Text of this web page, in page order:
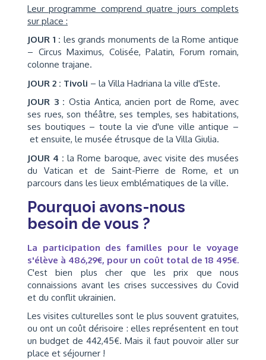
Leur programme comprend quatre jours complets
sur place :
JOUR 1 : les grands monuments de la Rome antique
– Circus Maximus, Colisée, Palatin, Forum romain,
colonne trajane.
JOUR 2 : Tivoli – la Villa Hadriana la ville d'Este.
JOUR 3 : Ostia Antica, ancien port de Rome, avec
ses rues, son théâtre, ses temples, ses habitations,
ses boutiques – toute la vie d'une ville antique –
et ensuite, le musée étrusque de la Villa Giulia.
JOUR 4 : la Rome baroque, avec visite des musées
du Vatican et de Saint-Pierre de Rome, et un
parcours dans les lieux emblématiques de la ville.
Pourquoi avons-nous
besoin de vous ?
La participation des familles pour le voyage
s'élève à 486,29€, pour un coût total de 18 495€.
C'est bien plus cher que les prix que nous
connaissions avant les crises successives du Covid
et du conflit ukrainien.
Les visites culturelles sont le plus souvent gratuites,
ou ont un coût dérisoire : elles représentent en tout
un budget de 442,45€. Mais il faut pouvoir aller sur
place et séjourner !